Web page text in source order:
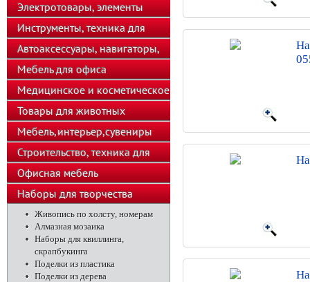
телефоны
Электротовары, элементы
питания, освещение
Инструменты, техника для
подсобного хозяйства
Автоаксессуары, навигаторы,
автозвук
Мебель для офиса
Медицинское и косметическое
оборудование
Товары для животных
Мебель,интерьер,сувениры
Строительство, техника для
хозяйства
Офисная мебель
Наборы для творчества
Живопись по холсту, номерам
Алмазная мозаика
Наборы для квиллинга,
скрапбукинга
Поделки из пластика
Поделки из дерева